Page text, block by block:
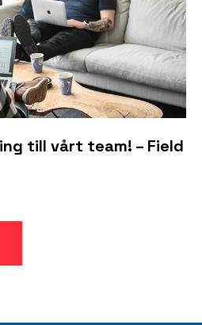
till vårt team! – Field